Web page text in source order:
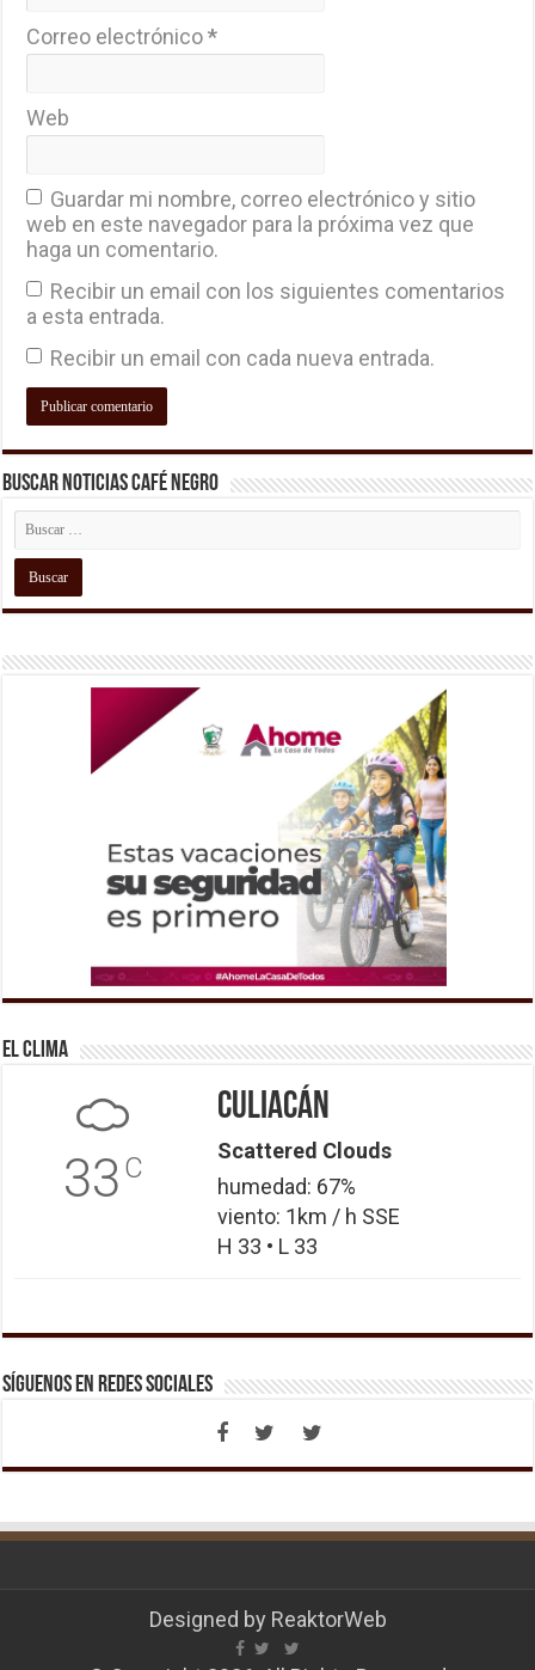
Correo electrónico*
Web
Guardar mi nombre, correo electrónico y sitio
web en este navegador para la próxima vez que
haga un comentario.
Recibir un email con los siguientes comentarios
a esta entrada.
Recibir un email con cada nueva entrada.
Buscar Noticias Café Negro
El Clima
33 C
Culiacán
Scattered Clouds
humedad: 67%
viento: 1km / h SSE
H 33 • L 33
Síguenos en Redes Sociales
Designed by ReaktorWeb